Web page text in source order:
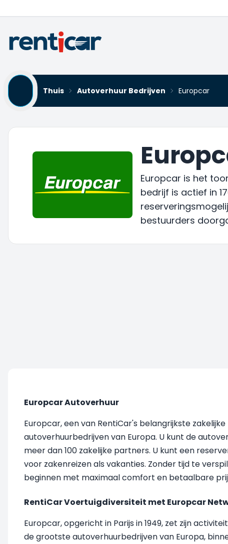
Thuis
Autoverhuur Bedrijven Europcar
Europcar is het
bedrijf is actief in
bestuurders
Europcar Autoverhuur
Europcar, een van RentiCar's belangrijkste
autoverhuurbedrijven van Europa. U kunt de
meer dan 100 zakelijke partners. U kunt een
voor zakenreizen als vakanties. Zonder tijd te
beginnen met maximaal comfort en betaalbare
RentiCar Voertuigdiversiteit met Europcar
Europcar, opgericht in Parijs in 1949, zet zijn
de grootste autoverhuurbedrijven van Europa,